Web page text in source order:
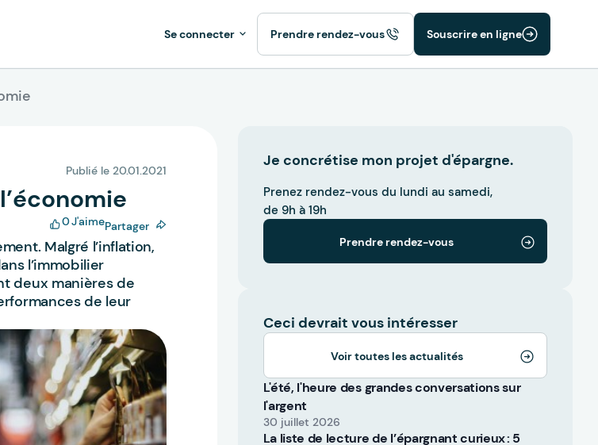
Se connecter Prendre rendez-vous Souscrire en ligne
Publié le 20.01.2021
0J'aimePartager
Malgré l’inflation,
l’immobilier
deux manières de
de leur
Je concrétise mon projet d'épargne.
Prenez rendez-vous du lundi au samedi,
de 9h à 19h
Prendre rendez-vous
Ceci devrait vous intéresser
Voir toutes les actualités
L'été, l'heure des grandes conversations sur
l'argent
30 juillet 2026
La liste de lecture de l’épargnant curieux : 5